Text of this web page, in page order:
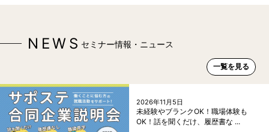
NEWS セミナー情報・ニュース
一覧を見る
2026年11月5日
未経験やブランクOK！職場体験も
OK！話を聞くだけ、履歴書な ...